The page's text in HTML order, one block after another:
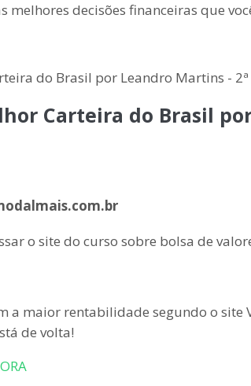
melhores decisões financeiras que
Carteira do Brasil
o site do curso sobre bolsa de
maior rentabilidade segundo o site
de volta!